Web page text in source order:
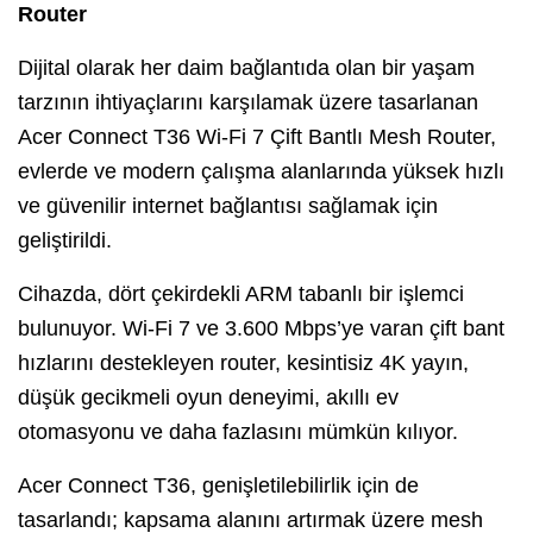
Router
Dijital olarak her daim bağlantıda olan bir yaşam
tarzının ihtiyaçlarını karşılamak üzere tasarlanan
Acer Connect T36 Wi-Fi 7 Çift Bantlı Mesh Router,
evlerde ve modern çalışma alanlarında yüksek hızlı
ve güvenilir internet bağlantısı sağlamak için
geliştirildi.
Cihazda, dört çekirdekli ARM tabanlı bir işlemci
bulunuyor. Wi-Fi 7 ve 3.600 Mbps’ye varan çift bant
hızlarını destekleyen router, kesintisiz 4K yayın,
düşük gecikmeli oyun deneyimi, akıllı ev
otomasyonu ve daha fazlasını mümkün kılıyor.
Acer Connect T36, genişletilebilirlik için de
tasarlandı; kapsama alanını artırmak üzere mesh